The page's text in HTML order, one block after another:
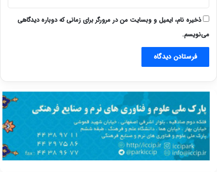
ذخیره نام، ایمیل و وبسایت من در مرورگر برای زمانی که دوباره دیدگاهی
می‌نویسم.